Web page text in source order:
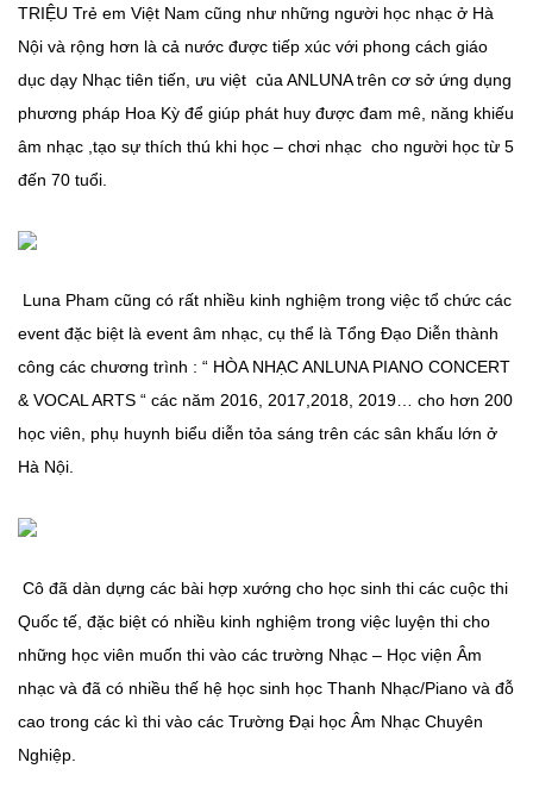
TRIỆU Trẻ em Việt Nam cũng như những người học nhạc ở Hà
Nội và rộng hơn là cả nước được tiếp xúc với phong cách giáo
dục dạy Nhạc tiên tiến, ưu việt của ANLUNA trên cơ sở ứng dụng
phương pháp Hoa Kỳ để giúp phát huy được đam mê, năng khiếu
âm nhạc ,tạo sự thích thú khi học – chơi nhạc cho người học từ 5
đến 70 tuổi.
Luna Pham cũng có rất nhiều kinh nghiệm trong việc tổ chức các
event đặc biệt là event âm nhạc, cụ thể là Tổng Đạo Diễn thành
công các chương trình : “ HÒA NHẠC ANLUNA PIANO CONCERT
& VOCAL ARTS “ các năm 2016, 2017,2018, 2019… cho hơn 200
học viên, phụ huynh biểu diễn tỏa sáng trên các sân khấu lớn ở
Hà Nội.
Cô đã dàn dựng các bài hợp xướng cho học sinh thi các cuộc thi
Quốc tế, đặc biệt có nhiều kinh nghiệm trong việc luyện thi cho
những học viên muốn thi vào các trường Nhạc – Học viện Âm
nhạc và đã có nhiều thế hệ học sinh học Thanh Nhạc/Piano và đỗ
cao trong các kì thi vào các Trường Đại học Âm Nhạc Chuyên
Nghiệp.